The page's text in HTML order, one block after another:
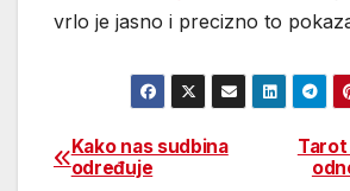
vrlo je jasno i precizno to
Post
Kako nas sudbina
određuje